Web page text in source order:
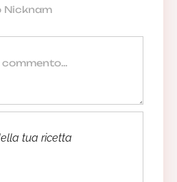
tua ricetta